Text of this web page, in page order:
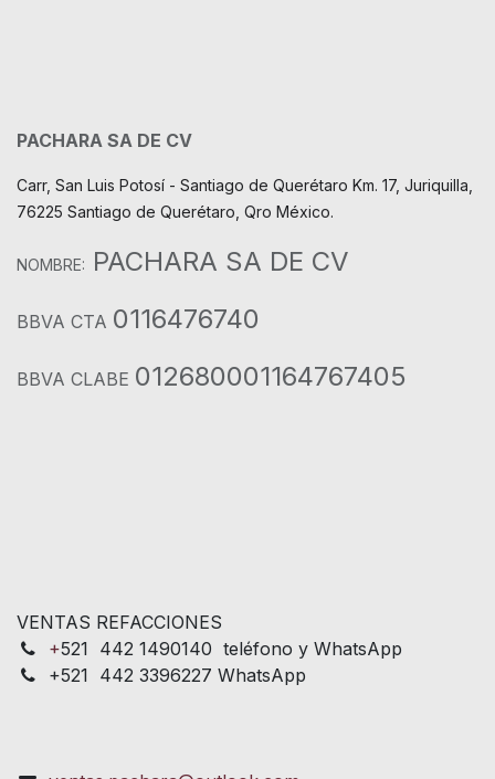
PACHARA SA DE CV
Carr, San Luis Potosí - Santiago de Querétaro Km. 17, Juriquilla,
76225 Santiago de Querétaro, Qro México.
NOMBRE: PACHARA SA DE CV
BBVA CTA 0116476740
BBVA CLABE 012680001164767405
VENTAS REFACCIONES
+521 442 1490140 teléfono y WhatsApp
+521 442 3396227 WhatsApp